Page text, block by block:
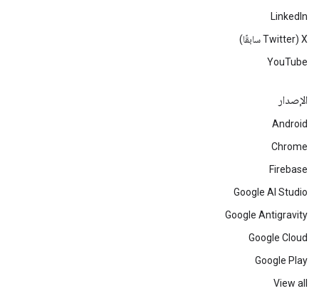
LinkedIn
‫X ‏(Twitter سابقًا)
YouTube
الإصدار
Android
Chrome
Firebase
Google AI Studio
Google Antigravity
Google Cloud
Google Play
View all